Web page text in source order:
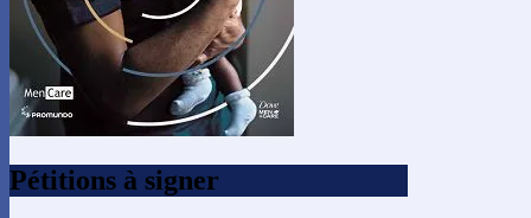
Pétitions à signer